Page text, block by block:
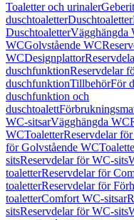
Toaletter och urinaler
duschtoaletterDuschtoaletter
DuschtoaletterVägghängda
WCGolvstående WC
WCDesignplattor
duschfunktionReservdelar
duschfunktionTillbehörFör
duschfunktion och
duschtoalett
WC-sitsarVägghängda WC
WCToaletterReservdelar
för Golvstående WC
sitsReservdelar för WC-sits
toaletterReservdelar för
toaletterReservdelar för
toaletterComfort WC-sitsar
sitsReservdelar för WC-sits